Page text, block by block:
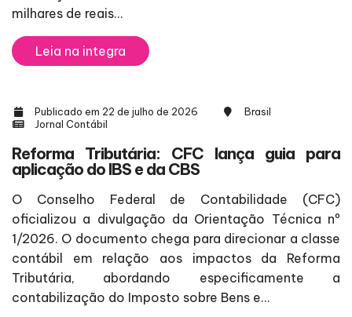
milhares de reais...
Leia na integra
Publicado em 22 de julho de 2026
Brasil
Jornal Contábil
Reforma Tributária: CFC lança guia para
aplicação do IBS e da CBS
O Conselho Federal de Contabilidade (CFC)
oficializou a divulgação da Orientação Técnica nº
1/2026. O documento chega para direcionar a classe
contábil em relação aos impactos da Reforma
Tributária, abordando especificamente a
contabilização do Imposto sobre Bens e...